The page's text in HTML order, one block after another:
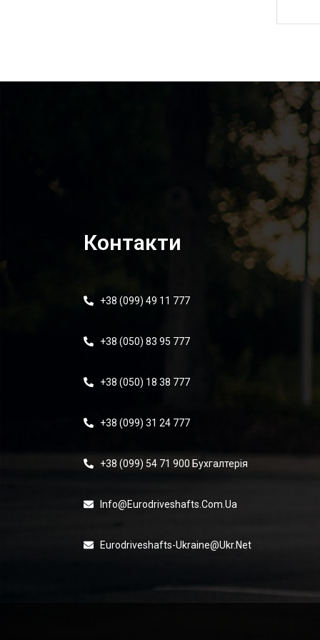
Контакти
+38 (099) 49 11 777
+38 (050) 83 95 777
+38 (050) 18 38 777
+38 (099) 31 24 777
+38 (099) 54 71 900 Бухгалтерія
Info@eurodriveshafts.com.ua
Eurodriveshafts-Ukraine@ukr.net